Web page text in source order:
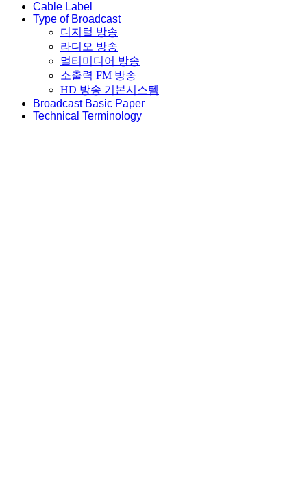
Cable Label
Type of Broadcast
디지털 방송
라디오 방송
멀티미디어 방송
소출력 FM 방송
HD 방송 기본시스템
Broadcast Basic Paper
Technical Terminology